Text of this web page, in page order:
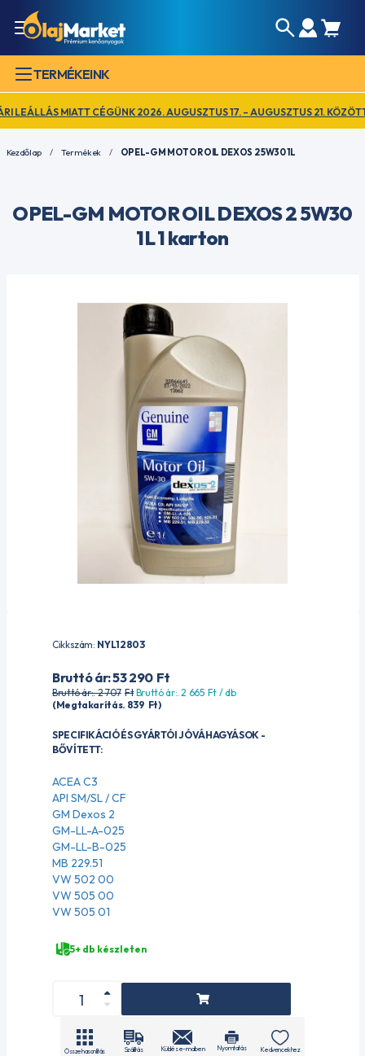
TERMÉKEINK
MIATT CÉGÜNK 2026. AUGUSZTUS 17. – AUGUSZTUS 21. KÖZÖTT
Kezdőlap Termékek OPEL-GM MOTOR OIL DEXOS 2 5W30 1L
OPEL-GM MOTOR OIL DEXOS 2 5W30
1L 1 karton
Cikkszám: NYL12803
Bruttó ár: 53 290 Ft
Bruttó ár:. 2 707 FtBruttó ár:. 2 665 Ft/ db
(Megtakarítás. 839 Ft)
SPECIFIKÁCIÓ ÉS GYÁRTÓI JÓVÁHAGYÁSOK -
BŐVÍTETT:
ACEA C3
API SM/SL / CF
GM Dexos 2
GM-LL-A-025
GM-LL-B-025
MB 229.51
VW 502 00
VW 505 00
VW 505 01
5+ db készleten
Összehasonlítás Szállítás Küldés e-mailben Nyomtatás Kedvencekhez